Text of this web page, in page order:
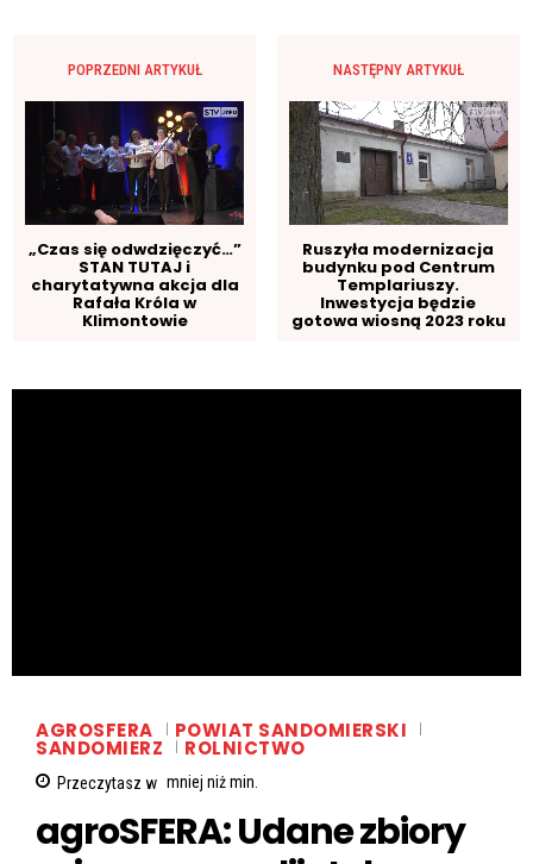
POPRZEDNI ARTYKUŁ
„Czas się odwdzięczyć…”
STAN TUTAJ i
charytatywna akcja dla
Rafała Króla w
Klimontowie
NASTĘPNY ARTYKUŁ
Ruszyła modernizacja
budynku pod Centrum
Templariuszy.
Inwestycja będzie
gotowa wiosną 2023 roku